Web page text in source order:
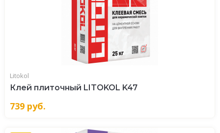
Litokol
Клей плиточный LITOKOL K47
739 руб.